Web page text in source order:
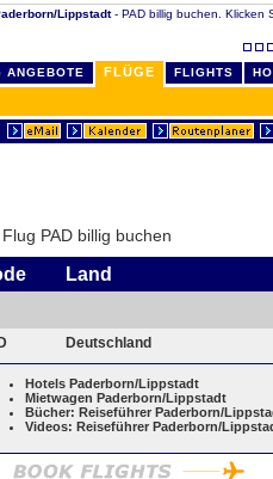
Lippstadt- PAD billig buchen. Klicken
ANGEBOTE FLÜGE FLIGHTS
PAD billig buchen
Land
Deutschland
Hotels Paderborn/Lippstadt
Mietwagen Paderborn/Lippstadt
Bücher: Reiseführer Paderborn/
Videos: Reiseführer Paderborn/